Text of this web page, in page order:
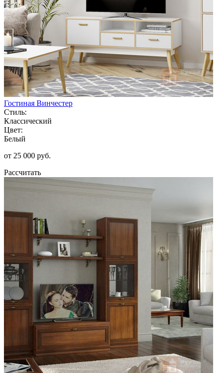
Гостиная Винчестер
Стиль:
Классический
Цвет:
Белый
от 25 000 руб.
Рассчитать